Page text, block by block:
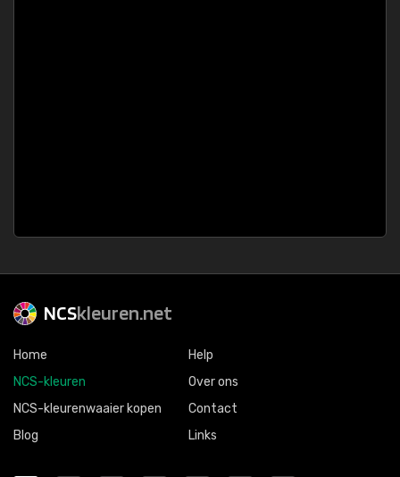
NCSkleuren.net
Home
NCS-kleuren
NCS-kleurenwaaier kopen
Blog
Help
Over ons
Contact
Links